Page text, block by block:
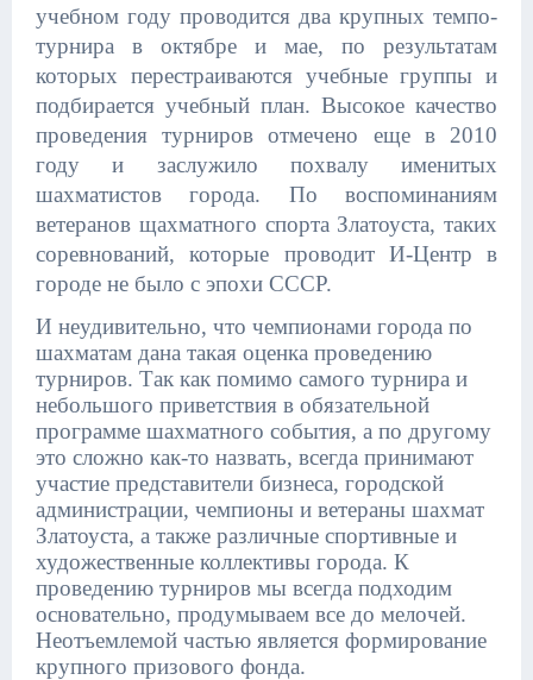
учебном году проводится два крупных темпо-
турнира в октябре и мае, по результатам
которых перестраиваются учебные группы и
подбирается учебный план. Высокое качество
проведения турниров отмечено еще в 2010
году и заслужило похвалу именитых
шахматистов города. По воспоминаниям
ветеранов щахматного спорта Златоуста, таких
соревнований, которые проводит И-Центр в
городе не было с эпохи СССР.
И неудивительно, что чемпионами города по
шахматам дана такая оценка проведению
турниров. Так как помимо самого турнира и
небольшого приветствия в обязательной
программе шахматного события, а по другому
это сложно как-то назвать, всегда принимают
участие представители бизнеса, городской
администрации, чемпионы и ветераны шахмат
Златоуста, а также различные спортивные и
художественные коллективы города. К
проведению турниров мы всегда подходим
основательно, продумываем все до мелочей.
Неотъемлемой частью является формирование
крупного призового фонда.